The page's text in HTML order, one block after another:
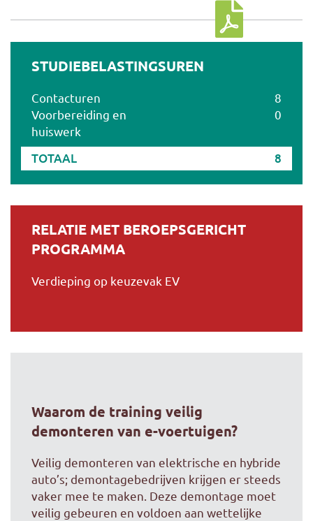
Download cursus
STUDIEBELASTINGSUREN
Contacturen
8
Voorbereiding en
huiswerk
0
TOTAAL 8
RELATIE MET BEROEPSGERICHT
PROGRAMMA
Verdieping op keuzevak EV
Waarom de training veilig
demonteren van e-voertuigen?
Veilig demonteren van elektrische en hybride
auto’s; demontagebedrijven krijgen er steeds
vaker mee te maken. Deze demontage moet
veilig gebeuren en voldoen aan wettelijke